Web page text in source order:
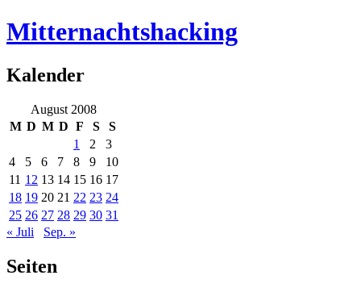
Mitternachtshacking
Kalender
August 2008
M D M D F S
S
1
2
3
4
5 6 7 8 9
10
11 12 13 14 15 16 17
18 19 20 21 22 23 24
25 26 27 28 29 30 31
« Juli
Sep. »
Seiten